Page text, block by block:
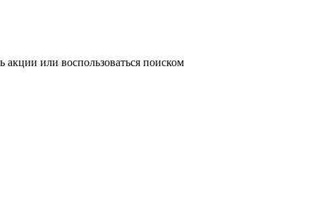
или воспользоваться поиском